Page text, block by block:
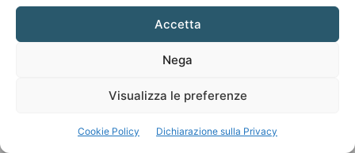
Accetta
Nega
Visualizza le preferenze
Cookie Policy Dichiarazione sulla Privacy